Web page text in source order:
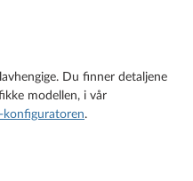
Du finner detaljene
modellen, i vår
konfiguratoren.